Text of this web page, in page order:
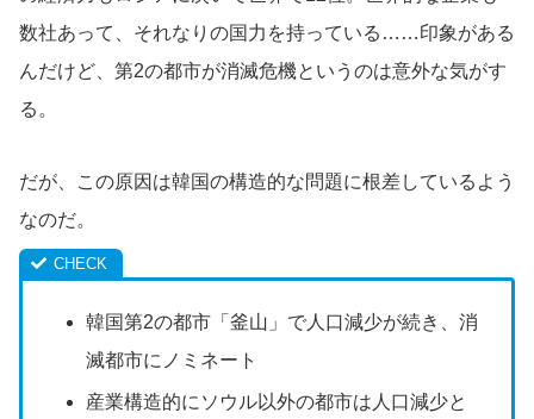
数社あって、それなりの国力を持っている……印象がある
んだけど、第2の都市が消滅危機というのは意外な気がす
る。
だが、この原因は韓国の構造的な問題に根差しているよう
なのだ。
韓国第2の都市「釜山」で人口減少が続き、消
滅都市にノミネート
産業構造的にソウル以外の都市は人口減少と